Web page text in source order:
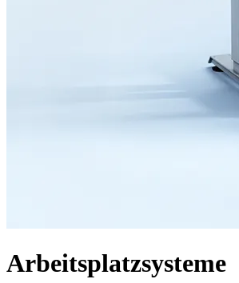
Arbeitsplatzsysteme